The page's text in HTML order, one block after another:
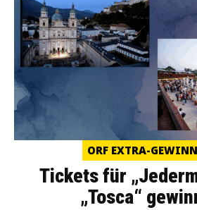
ORF EXTRA-
Tickets für
„Tosca“